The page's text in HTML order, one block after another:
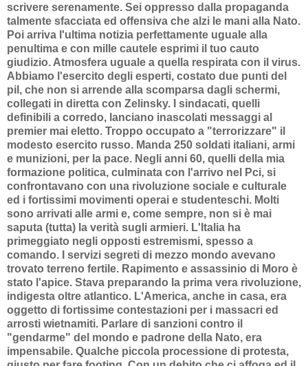
scrivere serenamente. Sei oppresso dalla propaganda
talmente sfacciata ed offensiva che alzi le mani alla Nato.
Poi arriva l'ultima notizia perfettamente uguale alla
penultima e con mille cautele esprimi il tuo cauto
giudizio. Atmosfera uguale a quella respirata con il virus.
Abbiamo l'esercito degli esperti, costato due punti del
pil, che non si arrende alla scomparsa dagli schermi,
collegati in diretta con Zelinsky. I sindacati, quelli
definibili a corredo, lanciano inascolati messaggi al
premier mai eletto. Troppo occupato a "terrorizzare" il
modesto esercito russo. Manda 250 soldati italiani, armi
e munizioni, per la pace. Negli anni 60, quelli della mia
formazione politica, culminata con l'arrivo nel Pci, si
confrontavano con una rivoluzione sociale e culturale
ed i fortissimi movimenti operai e studenteschi. Molti
sono arrivati alle armi e, come sempre, non si è mai
saputa (tutta) la verità sugli armieri. L'Italia ha
primeggiato negli opposti estremismi, spesso a
comando. I servizi segreti di mezzo mondo avevano
trovato terreno fertile. Rapimento e assassinio di Moro è
stato l'apice. Stava preparando la prima vera rivoluzione,
indigesta oltre atlantico. L'America, anche in casa, era
oggetto di fortissime contestazioni per i massacri ed
arrosti wietnamiti. Parlare di sanzioni contro il
"gendarme" del mondo e padrone della Nato, era
impensabile. Qualche piccola processione di protesta,